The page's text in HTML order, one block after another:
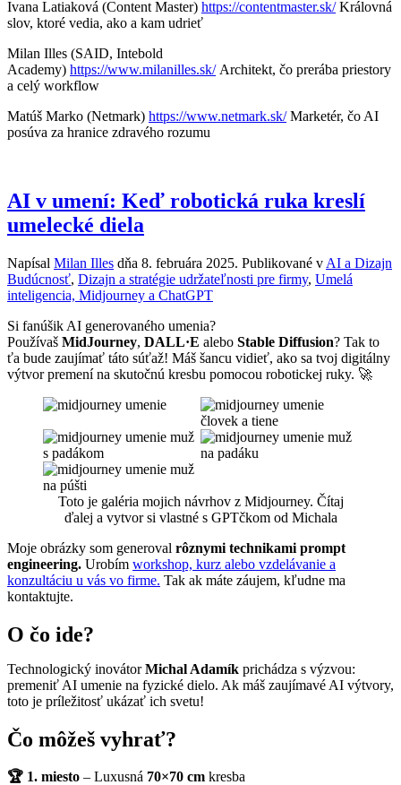
Ivana Latiaková (Content Master) https://contentmaster.sk/Královná
slov, ktoré vedia, ako a kam udrieť
Milan Illes (SAID, Intebold
Academy) https://www.milanilles.sk/Architekt, čo prerába priestory
a celý workflow
Matúš Marko (Netmark) https://www.netmark.sk/Marketér, čo AI
posúva za hranice zdravého rozumu
AI v umení: Keď robotická ruka kreslí
umelecké diela
Napísal Milan Illes dňa 8. februára 2025. Publikované v AI a Dizajn
Budúcnosť, Dizajn a stratégie udržateľnosti pre firmy, Umelá
inteligencia, Midjourney a ChatGPT
Si fanúšik AI generovaného umenia?
Používaš MidJourney, DALL·E alebo Stable Diffusion? Tak to
ťa bude zaujímať táto súťaž! Máš šancu vidieť, ako sa tvoj digitálny
výtvor premení na skutočnú kresbu pomocou robotickej ruky. 🚀
Toto je galéria mojich návrhov z Midjourney. Čítaj
ďalej a vytvor si vlastné s GPTčkom od Michala
Moje obrázky som generoval rôznymi technikami prompt
engineering. Urobím workshop, kurz alebo vzdelávanie a
konzultáciu u vás vo firme. Tak ak máte záujem, kľudne ma
kontaktujte.
O čo ide?
Technologický inovátorMichal Adamík prichádza s výzvou:
premeniť AI umenie na fyzické dielo. Ak máš zaujímavé AI výtvory,
toto je príležitosť ukázať ich svetu!
Čo môžeš vyhrať?
🏆 1. miesto – Luxusná 70×70 cm kresba